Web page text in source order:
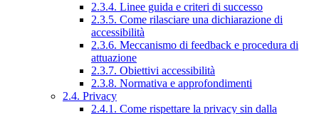
2.3.4. Linee guida e criteri di successo
2.3.5. Come rilasciare una dichiarazione di
accessibilità
2.3.6. Meccanismo di feedback e procedura di
attuazione
2.3.7. Obiettivi accessibilità
2.3.8. Normativa e approfondimenti
2.4. Privacy
2.4.1. Come rispettare la privacy sin dalla